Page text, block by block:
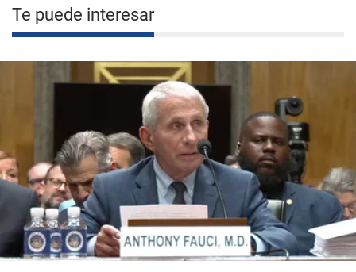
Te puede interesar